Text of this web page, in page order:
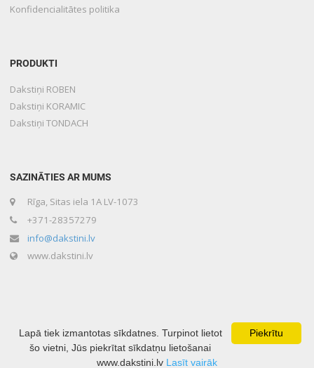
Konfidencialitātes politika
PRODUKTI
Dakstiņi ROBEN
Dakstiņi KORAMIC
Dakstiņi TONDACH
SAZINĀTIES AR MUMS
Rīga, Sitas iela 1A LV-1073
+371-28357279
info@dakstini.lv
www.dakstini.lv
Copyright © 2020 Lone Baltika Developed byMājas lapu izveide
Piekrītu
Lapā tiek izmantotas sīkdatnes. Turpinot lietot
šo vietni, Jūs piekrītat sīkdatņu lietošanai
www.dakstini.lv Lasīt vairāk